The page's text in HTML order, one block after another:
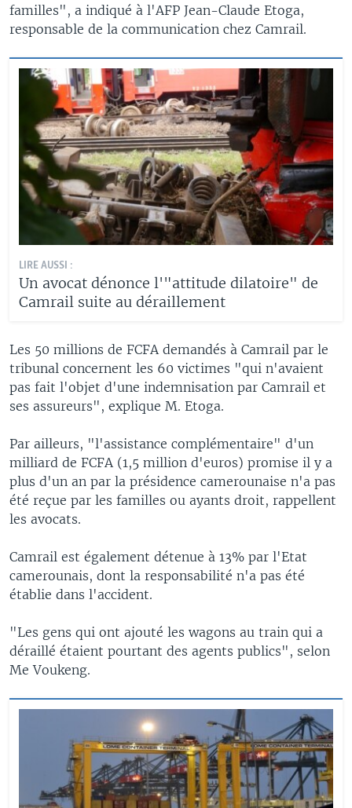
familles", a indiqué à l'AFP Jean-Claude Etoga,
responsable de la communication chez Camrail.
LIRE AUSSI :
Un avocat dénonce l'"attitude dilatoire" de
Camrail suite au déraillement
Les 50 millions de FCFA demandés à Camrail par le
tribunal concernent les 60 victimes "qui n'avaient
pas fait l'objet d'une indemnisation par Camrail et
ses assureurs", explique M. Etoga.
Par ailleurs, "l'assistance complémentaire" d'un
milliard de FCFA (1,5 million d'euros) promise il y a
plus d'un an par la présidence camerounaise n'a pas
été reçue par les familles ou ayants droit, rappellent
les avocats.
Camrail est également détenue à 13% par l'Etat
camerounais, dont la responsabilité n'a pas été
établie dans l'accident.
"Les gens qui ont ajouté les wagons au train qui a
déraillé étaient pourtant des agents publics", selon
Me Voukeng.